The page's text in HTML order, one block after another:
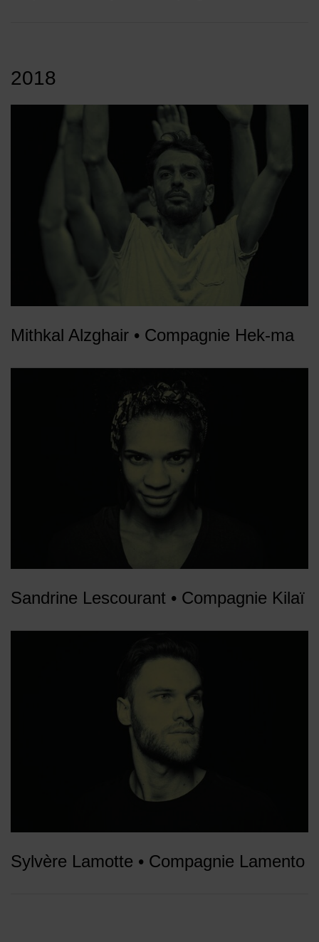
2018
Mithkal Alzghair • Compagnie Hek-ma
Sandrine Lescourant • Compagnie Kilaï
Sylvère Lamotte • Compagnie Lamento